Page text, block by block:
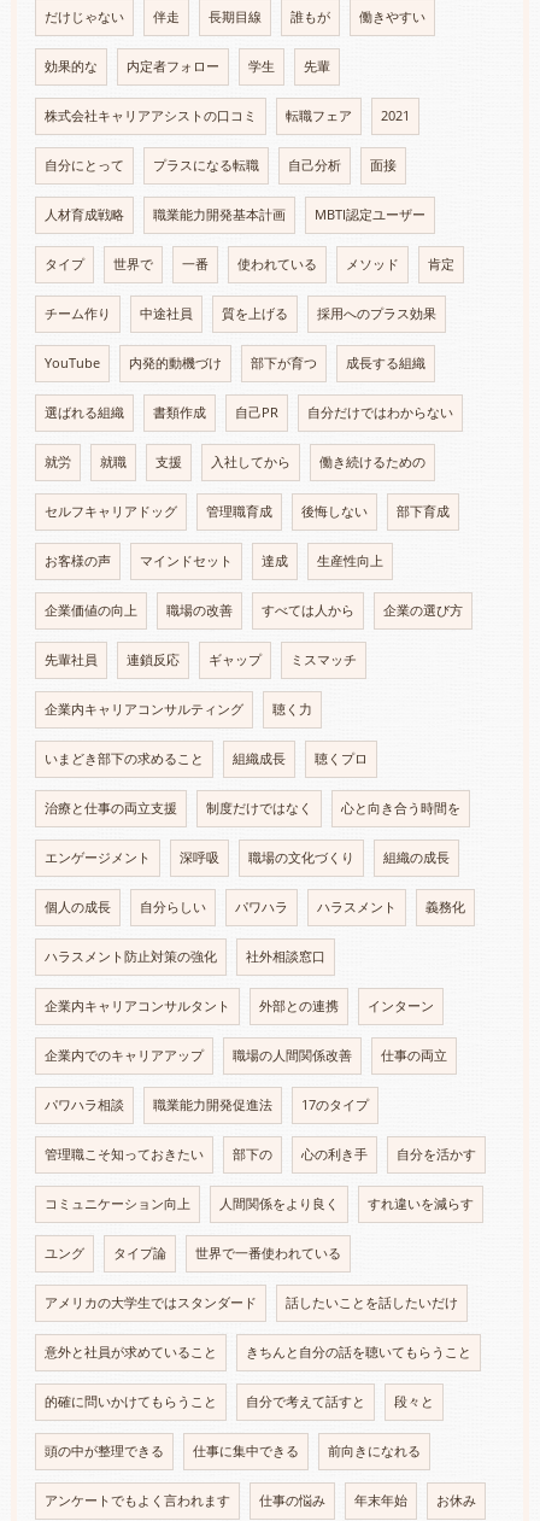
だけじゃない 伴走 長期目線 誰もが 働きやすい
効果的な 内定者フォロー 学生 先輩
株式会社キャリアアシストの口コミ 転職フェア 2021
自分にとって プラスになる転職 自己分析 面接
人材育成戦略 職業能力開発基本計画 MBTI認定ユーザー
タイプ 世界で 一番 使われている メソッド 肯定
チーム作り 中途社員 質を上げる 採用へのプラス効果
YouTube 内発的動機づけ 部下が育つ 成長する組織
選ばれる組織 書類作成 自己PR 自分だけではわからない
就労 就職 支援 入社してから 働き続けるための
セルフキャリアドッグ 管理職育成 後悔しない 部下育成
お客様の声 マインドセット 達成 生産性向上
企業価値の向上 職場の改善 すべては人から 企業の選び方
先輩社員 連鎖反応 ギャップ ミスマッチ
企業内キャリアコンサルティング 聴く力
いまどき部下の求めること 組織成長 聴くプロ
治療と仕事の両立支援 制度だけではなく 心と向き合う時間を
エンゲージメント 深呼吸 職場の文化づくり 組織の成長
個人の成長 自分らしい パワハラ ハラスメント 義務化
ハラスメント防止対策の強化 社外相談窓口
企業内キャリアコンサルタント 外部との連携 インターン
企業内でのキャリアアップ 職場の人間関係改善 仕事の両立
パワハラ相談 職業能力開発促進法 17のタイプ
管理職こそ知っておきたい 部下の 心の利き手 自分を活かす
コミュニケーション向上 人間関係をより良く すれ違いを減らす
ユング タイプ論 世界で一番使われている
アメリカの大学生ではスタンダード 話したいことを話したいだけ
意外と社員が求めていること きちんと自分の話を聴いてもらうこと
的確に問いかけてもらうこと 自分で考えて話すと 段々と
頭の中が整理できる 仕事に集中できる 前向きになれる
アンケートでもよく言われます 仕事の悩み 年末年始 お休み